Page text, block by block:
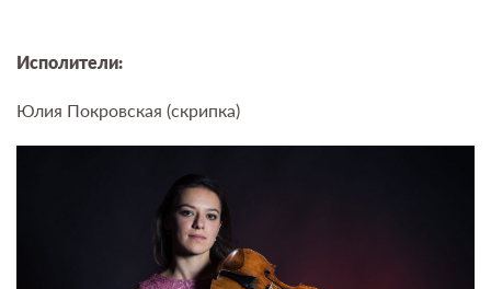
Исполители:
Юлия Покровская (скрипка)